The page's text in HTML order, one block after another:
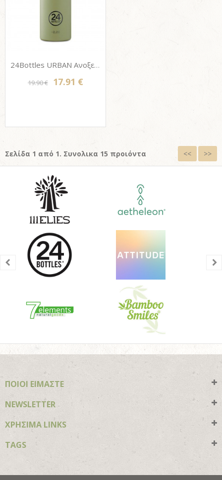
24Bottles URBAN Ανοξείδωτο μπουκάλι - SAGE 500ml
19.90 € 17.91 €
Σελίδα 1 από 1. Συνολικα 15 προιόντα << >>
ΠΟΙΟΙ ΕΙΜΑΣΤΕ
NEWSLETTER
ΧΡΗΣΙΜΑ LINKS
TAGS